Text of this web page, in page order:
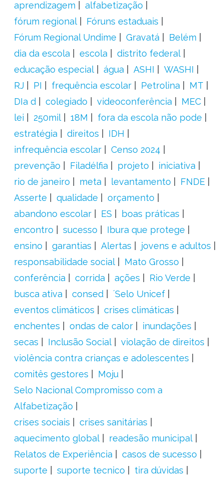
aprendizagem
alfabetização
fórum regional
Fóruns estaduais
Fórum Regional Undime
Gravatá
Belém
dia da escola
escola
distrito federal
educação especial
água ASHI
WASHI
RJ
PI frequência escolar Petrolina
MT
DIa d
colegiado videoconferência
MEC
lei
250mil 18M
fora da escola não pode
estratégia
direitos
IDH
infrequência escolar
Censo 2024
prevenção
Filadélfia projeto
iniciativa
rio de janeiro
meta levantamento
FNDE
Asserte
qualidade
orçamento
abandono escolar
ES
boas práticas
encontro
sucesso
Ibura que protege
ensino
garantias Alertas
jovens e adultos
responsabilidade social
Mato Grosso
conferência
corrida ações
Rio Verde
busca ativa
consed
´Selo Unicef
eventos climáticos
crises climáticas
enchentes
ondas de calor
inundações
secas
Inclusão Social
violação de direitos
violência contra crianças e adolescentes
comitês gestores
Moju
Selo Nacional Compromisso com a
Alfabetização
crises sociais
crises sanitárias
aquecimento global
readesão municipal
Relatos de Experiência
casos de sucesso
suporte
suporte tecnico
tira dúvidas